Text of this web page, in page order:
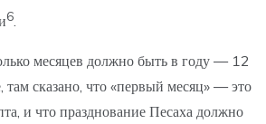
6.
месяцев должно быть в году — 12
сказано, что «первый месяц» — это
и что празднование Песаха должно